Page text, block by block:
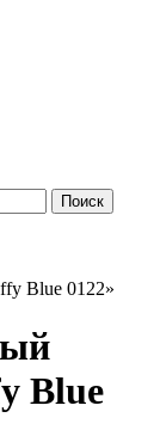
Blue 0122»
Blue